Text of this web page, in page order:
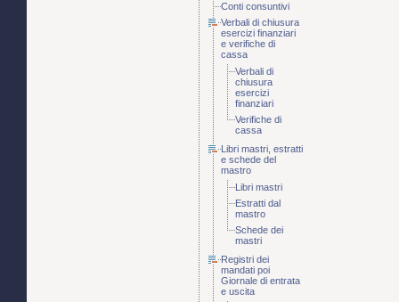
Conti consuntivi
Verbali di chiusura
esercizi finanziari
e verifiche di
cassa
Verbali di
chiusura
esercizi
finanziari
Verifiche di
cassa
Libri mastri, estratti
e schede del
mastro
Libri mastri
Estratti dal
mastro
Schede dei
mastri
Registri dei
mandati poi
Giornale di entrata
e uscita